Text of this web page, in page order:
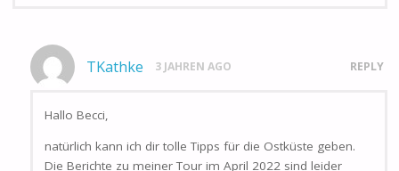
TKathke 3 JAHREN AGO REPLY
Hallo Becci,
natürlich kann ich dir tolle Tipps für die Ostküste geben.
Die Berichte zu meiner Tour im April 2022 sind leider